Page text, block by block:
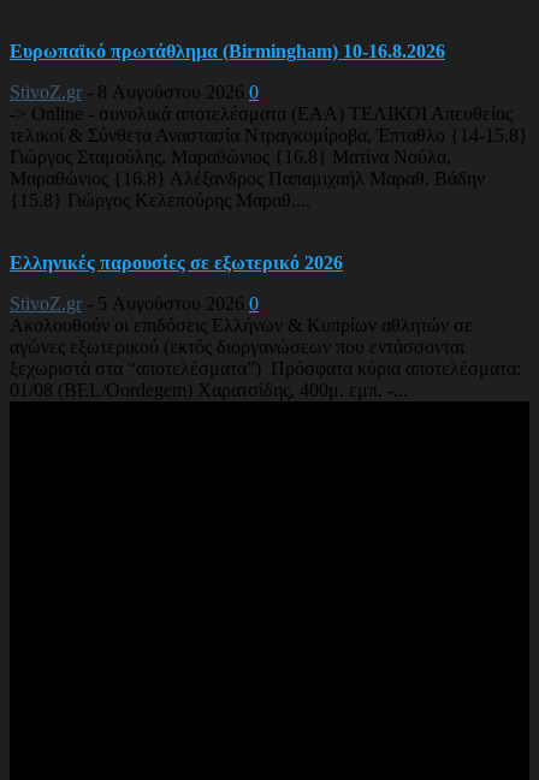
Ευρωπαϊκό πρωτάθλημα (Birmingham) 10-16.8.2026
StivoZ.gr - 8 Αυγούστου 2026 0
-> Online - συνολικά αποτελέσματα (EAA) ΤΕΛΙΚΟΙ Απευθείας
τελικοί & Σύνθετα Αναστασία Ντραγκομίροβα, Έπταθλο {14-15.8}
Γιώργος Σταμούλης, Μαραθώνιος {16.8} Ματίνα Νούλα,
Μαραθώνιος {16.8} Αλέξανδρος Παπαμιχαήλ Μαραθ. Βάδην
{15.8} Γιώργος Κελεπούρης Μαραθ....
Ελληνικές παρουσίες σε εξωτερικό 2026
StivoZ.gr - 5 Αυγούστου 2026 0
Ακολουθούν οι επιδόσεις Ελλήνων & Κυπρίων αθλητών σε
αγώνες εξωτερικού (εκτός διοργανώσεων που εντάσσονται
ξεχωριστά στα “αποτελέσματα”) Πρόσφατα κύρια αποτελέσματα:
01/08 (BEL/Oordegem) Χαρατσίδης, 400μ. εμπ. -...